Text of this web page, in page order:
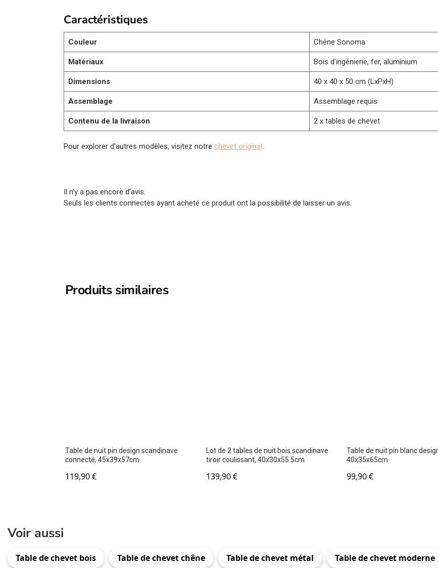
Caractéristiques
Couleur Chêne Sonoma
Matériaux Bois d’ingénierie, fer, aluminium
Dimensions 40 x 40 x 50 cm (LxPxH)
Assemblage Assemblage requis
Contenu de la livraison 2 x tables de chevet
Pour explorer d’autres modèles, visitez notrechevet original.
Il n’y a pas encore d’avis.
Seuls les clients connectés ayant acheté ce produit ont la possibilité de laisser un avis.
Produits similaires
Table de nuit pin design scandinave
connecté, 45x39x57cm
119,90€
Lot de 2 tables de nuit bois scandinave
tiroir coulissant, 40x30x55.5cm
139,90€
Table de nuit pin blanc
40x35x65cm
99,90€
Voir aussi
Table de chevet bois Table de chevet chêne Table de chevet métal Table de chevet moderne